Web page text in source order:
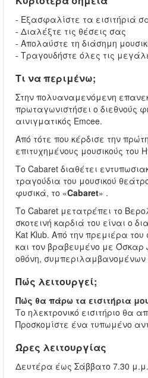
- Εξασφαλίστε τα εισιτήριά
- Διαλέξτε τις θέσεις σας
- Απολαύστε τη διάσημη
- Τραγουδήστε όλες τις
Τι να περιμένω;
Στην πολυαναμενόμενη
πρωταγωνιστήσει ο διεθνούς
αινιγματικός Emcee.
Από τότε που κέρδισε την
επιτυχημένους μουσικούς
Το Cabaret διαθέτει
τραγούδια του μουσικού
φυσικά, το «Cabaret» .
Το Cabaret μετατρέπει το
σκοτεινή καρδιά του είναι ο
Kat Klub. Από την πρεμιέρα
και τον βραβευμένο με Όσκαρ
οθόνη, συμπεριλαμβανομένων
Πώς λειτουργεί;
Πώς θα πάρω τα εισιτήρια
Το ηλεκτρονικό εισιτήριο θα
Προσκομίστε ένα τυπωμένο
Ώρες λειτουργίας
Δευτέρα έως Σάββατο